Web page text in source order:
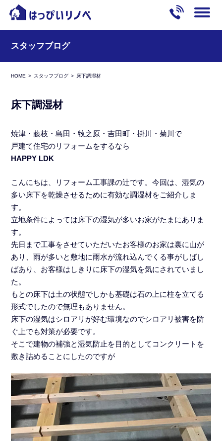
スタッフブログ
HOME スタッフブログ 床下調湿材
床下調湿材
焼津・藤枝・島田・牧之原・吉田町・掛川・菊川で
戸建て住宅のリフォームをするなら
HAPPY LDK
こんにちは、リフォーム工事課の辻です。今回は、湿気の
多い床下を乾燥させるために有効な調湿材をご紹介しま
す。
立地条件によっては床下の湿気が多いお家がたまにありま
す。
先日まで工事をさせていただいたお客様のお家は裏に山が
あり、雨が多いと敷地に雨水が流れ込んでくる事がしばし
ばあり、お客様はしきりに床下の湿気を気にされていまし
た。
もとの床下は土の状態でしかも基礎は石の上に柱を立てる
形式でしたので無理もありません。
床下の湿気はシロアリが好む環境なのでシロアリ被害を防
ぐ上でも対策が必要です。
そこで建物の補強と湿気防止を目的としてコンクリートを
敷き詰めることにしたのですが